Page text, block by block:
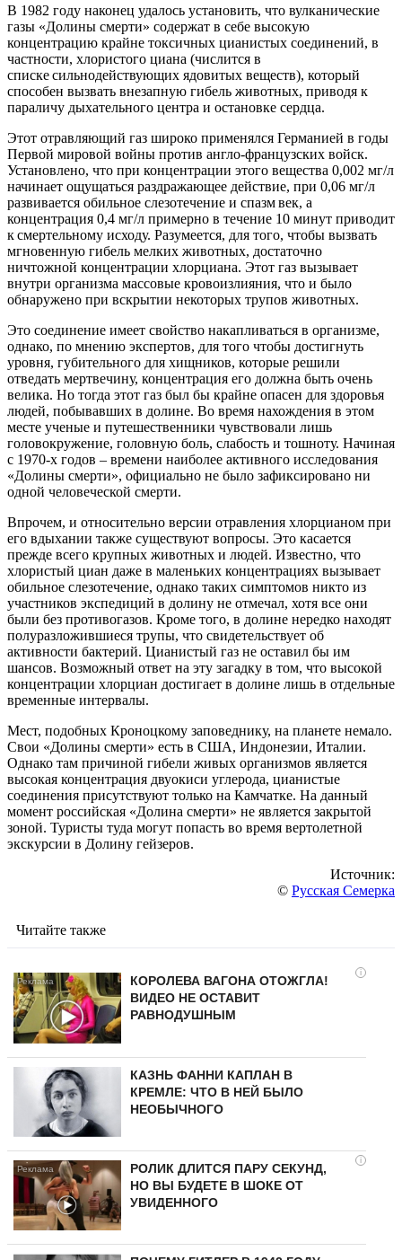
В 1982 году наконец удалось установить, что вулканические
газы «Долины смерти» содержат в себе высокую
концентрацию крайне токсичных цианистых соединений, в
частности, хлористого циана (числится в
списке сильнодействующих ядовитых веществ), который
способен вызвать внезапную гибель животных, приводя к
параличу дыхательного центра и остановке сердца.
Этот отравляющий газ широко применялся Германией в годы
Первой мировой войны против англо-французских войск.
Установлено, что при концентрации этого вещества 0,002 мг/л
начинает ощущаться раздражающее действие, при 0,06 мг/л
развивается обильное слезотечение и спазм век, а
концентрация 0,4 мг/л примерно в течение 10 минут приводит
к смертельному исходу. Разумеется, для того, чтобы вызвать
мгновенную гибель мелких животных, достаточно
ничтожной концентрации хлорциана. Этот газ вызывает
внутри организма массовые кровоизлияния, что и было
обнаружено при вскрытии некоторых трупов животных.
Это соединение имеет свойство накапливаться в организме,
однако, по мнению экспертов, для того чтобы достигнуть
уровня, губительного для хищников, которые решили
отведать мертвечину, концентрация его должна быть очень
велика. Но тогда этот газ был бы крайне опасен для здоровья
людей, побывавших в долине. Во время нахождения в этом
месте ученые и путешественники чувствовали лишь
головокружение, головную боль, слабость и тошноту. Начиная
с 1970-х годов – времени наиболее активного исследования
«Долины смерти», официально не было зафиксировано ни
одной человеческой смерти.
Впрочем, и относительно версии отравления хлорцианом при
его вдыхании также существуют вопросы. Это касается
прежде всего крупных животных и людей. Известно, что
хлористый циан даже в маленьких концентрациях вызывает
обильное слезотечение, однако таких симптомов никто из
участников экспедиций в долину не отмечал, хотя все они
были без противогазов. Кроме того, в долине нередко находят
полуразложившиеся трупы, что свидетельствует об
активности бактерий. Цианистый газ не оставил бы им
шансов. Возможный ответ на эту загадку в том, что высокой
концентрации хлорциан достигает в долине лишь в отдельные
временные интервалы.
Мест, подобных Кроноцкому заповеднику, на планете немало.
Свои «Долины смерти» есть в США, Индонезии, Италии.
Однако там причиной гибели живых организмов является
высокая концентрация двуокиси углерода, цианистые
соединения присутствуют только на Камчатке. На данный
момент российская «Долина смерти» не является закрытой
зоной. Туристы туда могут попасть во время вертолетной
экскурсии в Долину гейзеров.
Источник:
© Русская Семерка
Читайте также
i
КОРОЛЕВА ВАГОНА ОТОЖГЛА!
ВИДЕО НЕ ОСТАВИТ
РАВНОДУШНЫМ
КАЗНЬ ФАННИ КАПЛАН В
КРЕМЛЕ: ЧТО В НЕЙ БЫЛО
НЕОБЫЧНОГО
i
РОЛИК ДЛИТСЯ ПАРУ СЕКУНД,
НО ВЫ БУДЕТЕ В ШОКЕ ОТ
УВИДЕННОГО